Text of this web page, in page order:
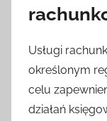
Usługi
określonym
celu
działań